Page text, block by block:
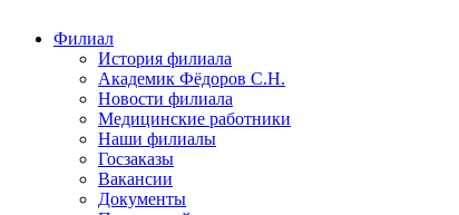
Филиал
История филиала
Академик Фёдоров С.Н.
Новости филиала
Медицинские работники
Наши филиалы
Госзаказы
Вакансии
Документы